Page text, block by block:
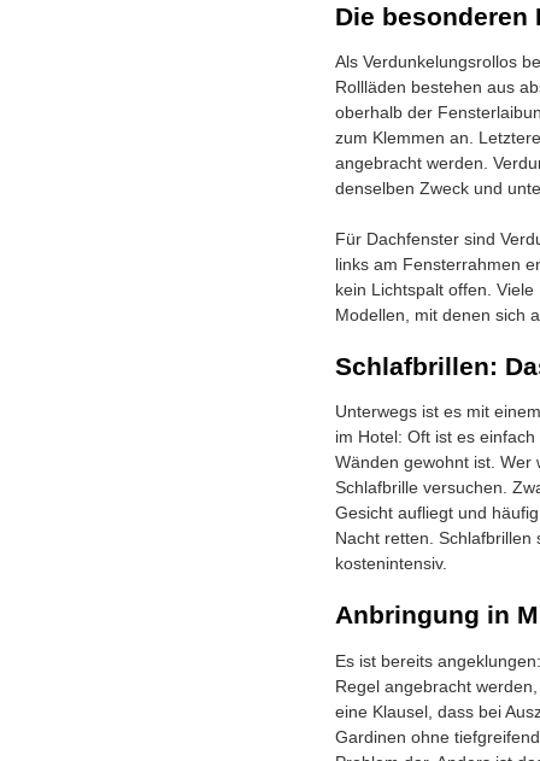
Die
Als Verdunkelungsrollos
Rollläden bestehen aus
oberhalb der
zum Klemmen an.
angebracht werden.
denselben Zweck und
Für Dachfenster sind
links am Fensterrahmen
kein Lichtspalt offen.
Modellen, mit denen sich
Schlafbrillen:
Unterwegs ist es mit
im Hotel: Oft ist es
Wänden gewohnt ist. Wer
Schlafbrille versuchen.
Gesicht aufliegt und
Nacht retten.
kostenintensiv.
Anbringung in
Es ist bereits
Regel angebracht
eine Klausel, dass bei
Gardinen ohne